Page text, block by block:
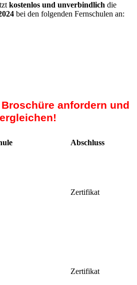
kostenlos und unverbindlich die
bei den folgenden Fernschulen an:
anfordern und
Abschluss
Zertifikat
Zertifikat